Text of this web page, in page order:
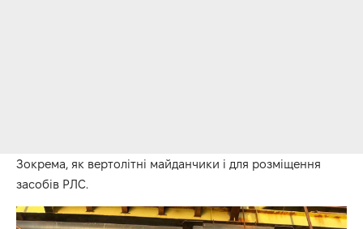
Зокрема, як вертолітні майданчики і для розміщення
засобів РЛС.